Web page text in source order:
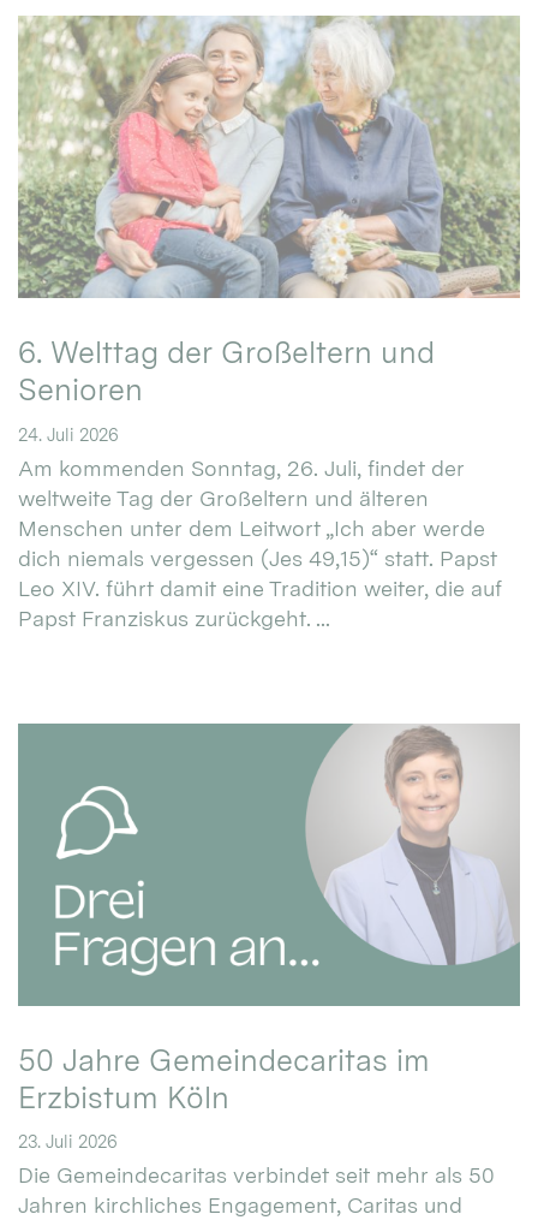
6. Welttag der Großeltern und
Senioren
24. Juli 2026
Am kommenden Sonntag, 26. Juli, findet der
weltweite Tag der Großeltern und älteren
Menschen unter dem Leitwort „Ich aber werde
dich niemals vergessen (Jes 49,15)“ statt. Papst
Leo XIV. führt damit eine Tradition weiter, die auf
Papst Franziskus zurückgeht. ...
50 Jahre Gemeindecaritas im
Erzbistum Köln
23. Juli 2026
Die Gemeindecaritas verbindet seit mehr als 50
Jahren kirchliches Engagement, Caritas und